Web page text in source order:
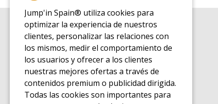
GUÍA DE COMPRA
Guía de compra para las camas elásticas de ocio
GUÍA DE INSTALACIÓN
Guía de montaje para la cama elástica de ocio
GUÍA DE MANTENIMIENTO
Guía de mantenimiento de las camas elásticas de ocio
GUÍA DE INICIO
Jump'in Spain® utiliza cookies para
optimizar la experiencia de nuestros
clientes, personalizar las relaciones con
los mismos, medir el comportamiento de
los usuarios y ofrecer a los clientes
nuestras mejores ofertas a través de
contenidos premium o publicidad dirigida.
Todas las cookies son importantes para